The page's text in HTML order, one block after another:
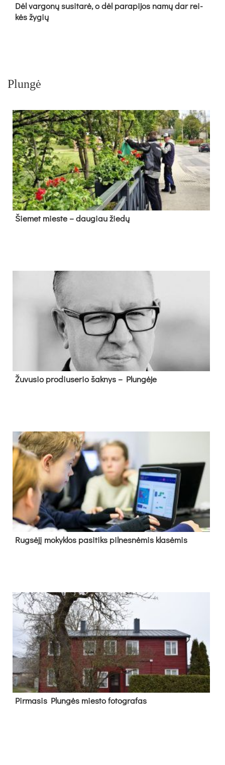
Dėl var­go­nų su­si­ta­rė, o dėl pa­ra­pi­jos na­mų dar rei­
kės žy­gių
Plungė
Šie­met mies­te – dau­giau žie­dų
Žu­vu­sio pro­diu­se­rio šak­nys – Plun­gė­je
Rug­sė­jį mo­kyk­los pa­si­tiks pil­nes­nė­mis kla­sė­mis
Pir­ma­sis Plun­gės mies­to fo­tog­ra­fas